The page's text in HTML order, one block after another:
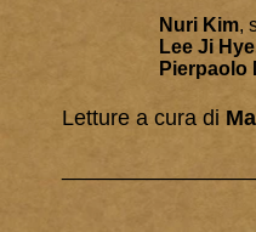
Nuri Kim,
Lee Ji Hye
Pierpaolo
Letture a cura di